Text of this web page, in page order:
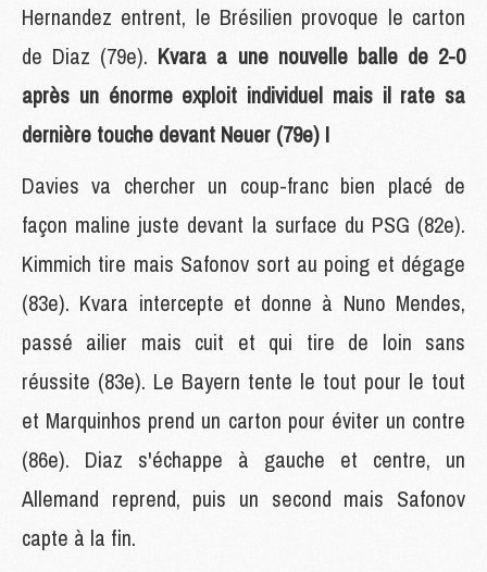
Hernandez entrent, le Brésilien provoque le carton
de Diaz (79e). Kvara a une nouvelle balle de 2-0
après un énorme exploit individuel mais il rate sa
dernière touche devant Neuer (79e) !
Davies va chercher un coup-franc bien placé de
façon maline juste devant la surface du PSG (82e).
Kimmich tire mais Safonov sort au poing et dégage
(83e). Kvara intercepte et donne à Nuno Mendes,
passé ailier mais cuit et qui tire de loin sans
réussite (83e). Le Bayern tente le tout pour le tout
et Marquinhos prend un carton pour éviter un contre
(86e). Diaz s'échappe à gauche et centre, un
Allemand reprend, puis un second mais Safonov
capte à la fin.